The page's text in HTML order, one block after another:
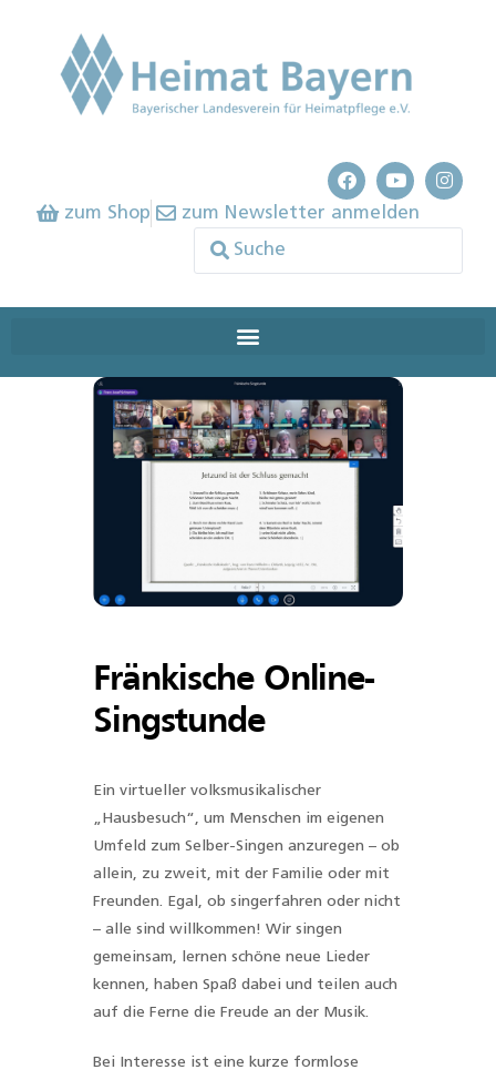
zum Shop zum Newsletter anmelden
Fränkische Online-
Singstunde
Ein virtueller volksmusikalischer
„Hausbesuch“, um Menschen im eigenen
Umfeld zum Selber-Singen anzuregen – ob
allein, zu zweit, mit der Familie oder mit
Freunden. Egal, ob singerfahren oder nicht
– alle sind willkommen! Wir singen
gemeinsam, lernen schöne neue Lieder
kennen, haben Spaß dabei und teilen auch
auf die Ferne die Freude an der Musik.
Bei Interesse ist eine kurze formlose